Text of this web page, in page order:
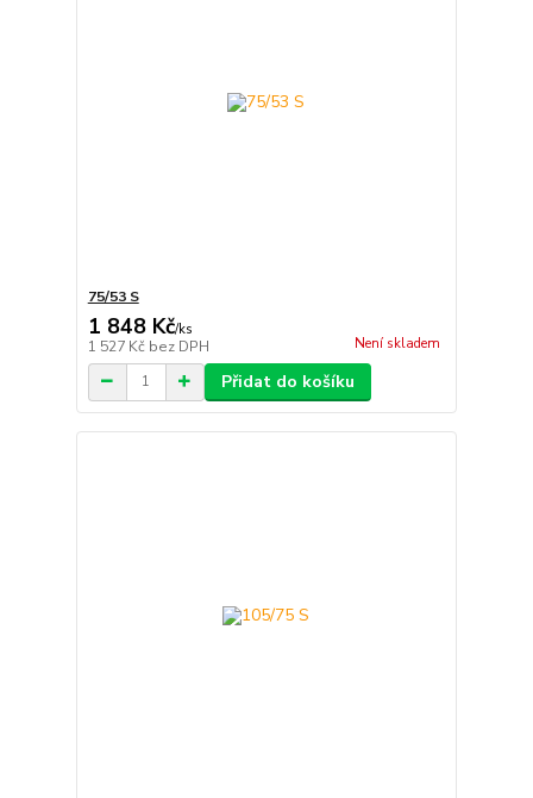
75/53 S
1 848 Kč/ks
1 527 Kč bez DPH Není skladem
Přidat do košíku